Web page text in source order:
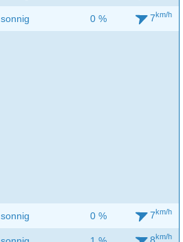
sonnig 0 % 7km/h
sonnig 0 % 7km/h
8km/h